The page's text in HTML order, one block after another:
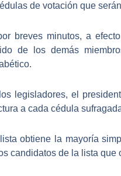
de votación que
breves minutos, a
de los demás
legisladores,el
a cada cédula
obtiene la mayoría
candidatos de la lista que